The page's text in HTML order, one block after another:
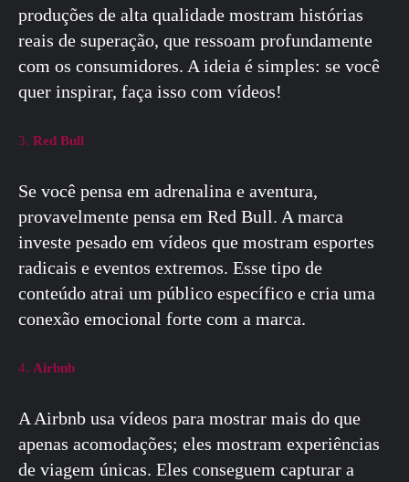
produções de alta qualidade mostram histórias
reais de superação, que ressoam profundamente
com os consumidores. A ideia é simples: se você
quer inspirar, faça isso com vídeos!
3. Red Bull
Se você pensa em adrenalina e aventura,
provavelmente pensa em Red Bull. A marca
investe pesado em vídeos que mostram esportes
radicais e eventos extremos. Esse tipo de
conteúdo atrai um público específico e cria uma
conexão emocional forte com a marca.
4. Airbnb
A Airbnb usa vídeos para mostrar mais do que
apenas acomodações; eles mostram experiências
de viagem únicas. Eles conseguem capturar a